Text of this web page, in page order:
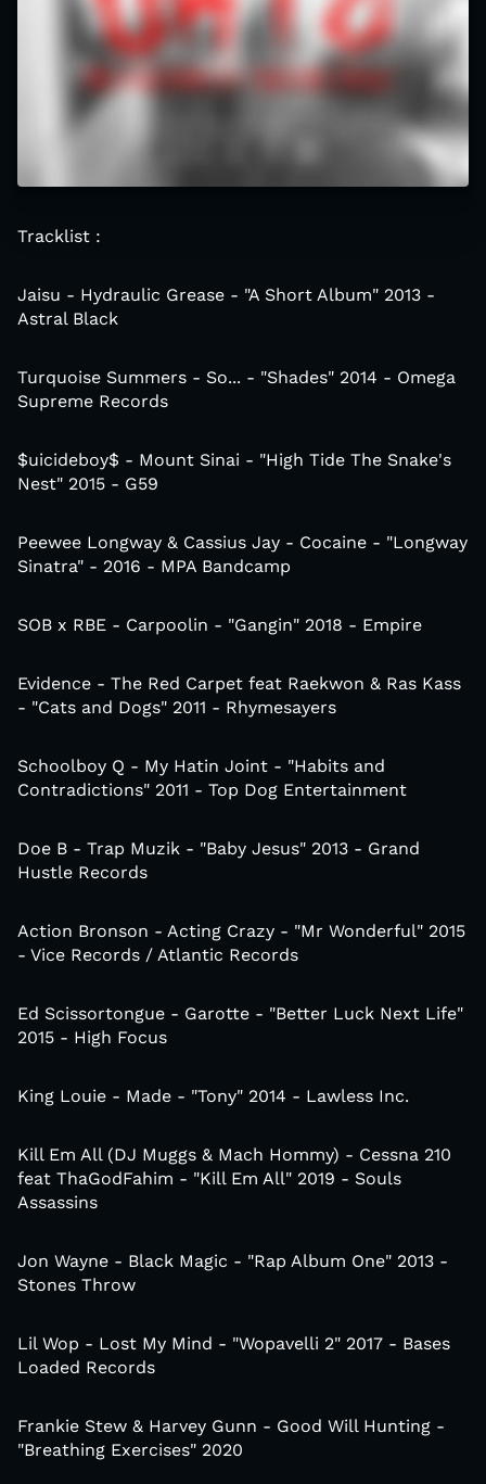
Tracklist :
Jaisu - Hydraulic Grease - "A Short Album" 2013 -
Astral Black
Turquoise Summers - So... - "Shades" 2014 - Omega
Supreme Records
$uicideboy$ - Mount Sinai - "High Tide The Snake's
Nest" 2015 - G59
Peewee Longway & Cassius Jay - Cocaine - "Longway
Sinatra" - 2016 - MPA Bandcamp
SOB x RBE - Carpoolin - "Gangin" 2018 - Empire
Evidence - The Red Carpet feat Raekwon & Ras Kass
- "Cats and Dogs" 2011 - Rhymesayers
Schoolboy Q - My Hatin Joint - "Habits and
Contradictions" 2011 - Top Dog Entertainment
Doe B - Trap Muzik - "Baby Jesus" 2013 - Grand
Hustle Records
Action Bronson - Acting Crazy - "Mr Wonderful" 2015
- Vice Records / Atlantic Records
Ed Scissortongue - Garotte - "Better Luck Next Life"
2015 - High Focus
King Louie - Made - "Tony" 2014 - Lawless Inc.
Kill Em All (DJ Muggs & Mach Hommy) - Cessna 210
feat ThaGodFahim - "Kill Em All" 2019 - Souls
Assassins
Jon Wayne - Black Magic - "Rap Album One" 2013 -
Stones Throw
Lil Wop - Lost My Mind - "Wopavelli 2" 2017 - Bases
Loaded Records
Frankie Stew & Harvey Gunn - Good Will Hunting -
"Breathing Exercises" 2020